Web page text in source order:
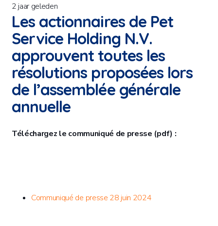
2 jaar geleden
Les actionnaires de Pet
Service Holding N.V.
approuvent toutes les
résolutions proposées lors
de l’assemblée générale
annuelle
Téléchargez le communiqué de presse (pdf) :
Communiqué de presse 28 juin 2024